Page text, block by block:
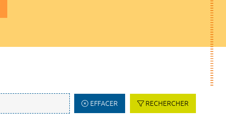
EFFACER RECHERCHER